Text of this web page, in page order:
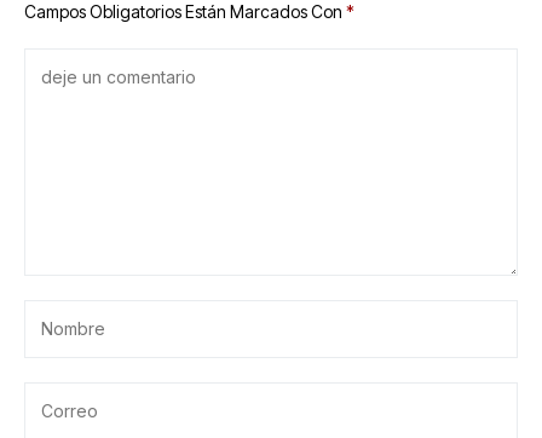
Campos Obligatorios Están Marcados Con *